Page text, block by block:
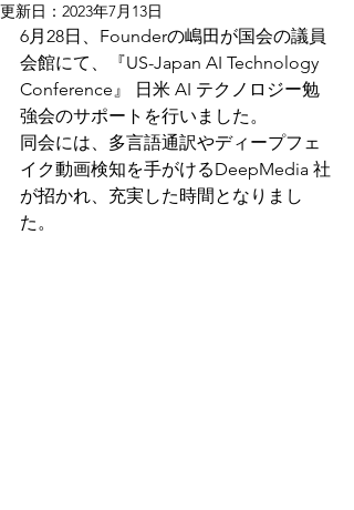
更新日： 2023年7月13日
6月28日、Founderの嶋田が国会の議員
会館にて、『US-Japan AI Technology
Conference』 日米 AI テクノロジー勉
強会のサポートを行いました。
同会には、多言語通訳やディープフェ
イク動画検知を手がけるDeepMedia 社
が招かれ、充実した時間となりまし
た。